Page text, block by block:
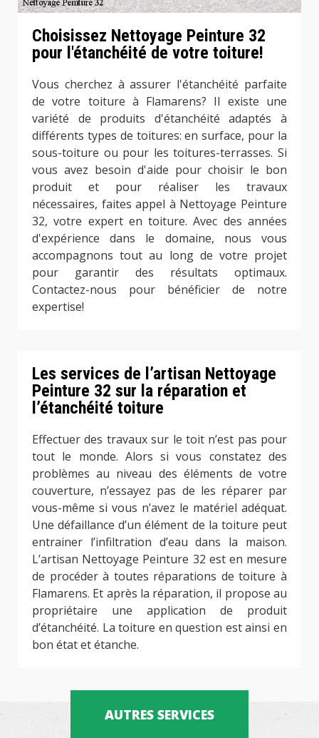
Choisissez Nettoyage Peinture 32
pour l'étanchéité de votre toiture!
Vous cherchez à assurer l'étanchéité parfaite
de votre toiture à Flamarens? Il existe une
variété de produits d'étanchéité adaptés à
différents types de toitures: en surface, pour la
sous-toiture ou pour les toitures-terrasses. Si
vous avez besoin d'aide pour choisir le bon
produit et pour réaliser les travaux
nécessaires, faites appel à Nettoyage Peinture
32, votre expert en toiture. Avec des années
d'expérience dans le domaine, nous vous
accompagnons tout au long de votre projet
pour garantir des résultats optimaux.
Contactez-nous pour bénéficier de notre
expertise!
Les services de l’artisan Nettoyage
Peinture 32 sur la réparation et
l’étanchéité toiture
Effectuer des travaux sur le toit n’est pas pour
tout le monde. Alors si vous constatez des
problèmes au niveau des éléments de votre
couverture, n’essayez pas de les réparer par
vous-même si vous n’avez le matériel adéquat.
Une défaillance d’un élément de la toiture peut
entrainer l’infiltration d’eau dans la maison.
L’artisan Nettoyage Peinture 32 est en mesure
de procéder à toutes réparations de toiture à
Flamarens. Et après la réparation, il propose au
propriétaire une application de produit
d’étanchéité. La toiture en question est ainsi en
bon état et étanche.
AUTRES SERVICES